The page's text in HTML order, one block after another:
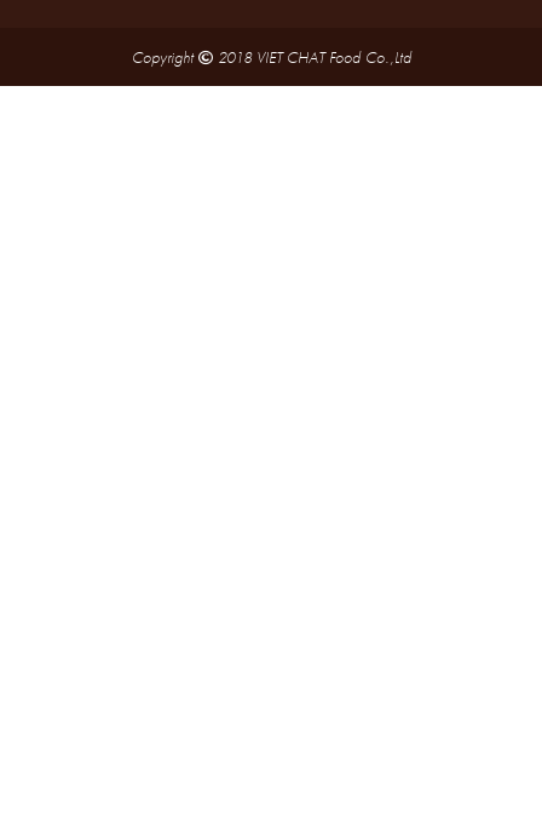
Copyright 2018 VIET CHAT Food Co.,Ltd